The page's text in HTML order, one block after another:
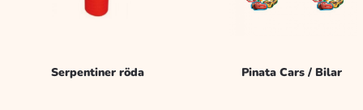
Serpentiner röda Pinata Cars / Bilar